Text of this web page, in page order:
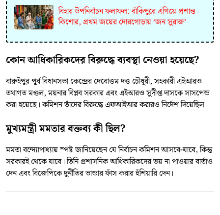
বিহার উপনির্বাচন ফলাফল: বাঁকিপুরে এগিয়ে প্রশান্ত
কিশোর, প্রথম জয়ের দোরগোড়ায় ‘জন সুরাজ’
কোন আধিকারিকদের বিরুদ্ধে ব্যবস্থা নেওয়া হয়েছে?
বারুইপুর পূর্ব বিধানসভা কেন্দ্রের দেবোত্তম দত্ত চৌধুরী, সহকারী এইআরও
তথাগত মণ্ডল, ময়নার বিপ্লব সরকার এবং এইআরও সুদীপ্ত দাসকে সাসপেন্ড
করা হয়েছে। কমিশন তাঁদের বিরুদ্ধে এফআইআর করারও নির্দেশ দিয়েছিল।
মুখ্যমন্ত্রী মমতার বক্তব্য কী ছিল?
মমতা বন্দ্যোপাধ্যায় স্পষ্ট জানিয়েছেন যে নির্বাচন কমিশন আসবে-যাবে, কিন্তু
সরকারই থেকে যাবে। তিনি প্রশাসনিক আধিকারিকদের ভয় না পাওয়ার বার্তাও
দেন এবং বিজেপিকে দুর্নীতির ভান্ডার ফাঁস করার হুঁশিয়ারি দেন।